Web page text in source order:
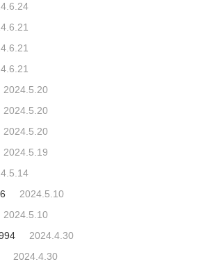
2024.5.20
2024.5.20
2024.5.20
2024.5.19
2024.5.10
2024.5.10
2024.4.30
2024.4.30